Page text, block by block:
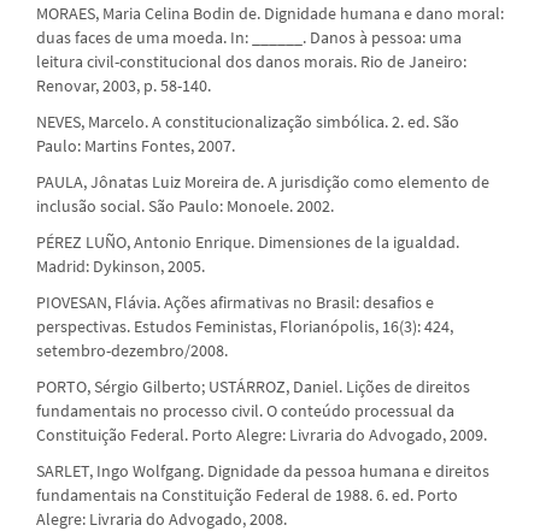
MORAES, Maria Celina Bodin de. Dignidade humana e dano moral:
duas faces de uma moeda. In: ______. Danos à pessoa: uma
leitura civil-constitucional dos danos morais. Rio de Janeiro:
Renovar, 2003, p. 58-140.
NEVES, Marcelo. A constitucionalização simbólica. 2. ed. São
Paulo: Martins Fontes, 2007.
PAULA, Jônatas Luiz Moreira de. A jurisdição como elemento de
inclusão social. São Paulo: Monoele. 2002.
PÉREZ LUÑO, Antonio Enrique. Dimensiones de la igualdad.
Madrid: Dykinson, 2005.
PIOVESAN, Flávia. Ações afirmativas no Brasil: desafios e
perspectivas. Estudos Feministas, Florianópolis, 16(3): 424,
setembro-dezembro/2008.
PORTO, Sérgio Gilberto; USTÁRROZ, Daniel. Lições de direitos
fundamentais no processo civil. O conteúdo processual da
Constituição Federal. Porto Alegre: Livraria do Advogado, 2009.
SARLET, Ingo Wolfgang. Dignidade da pessoa humana e direitos
fundamentais na Constituição Federal de 1988. 6. ed. Porto
Alegre: Livraria do Advogado, 2008.